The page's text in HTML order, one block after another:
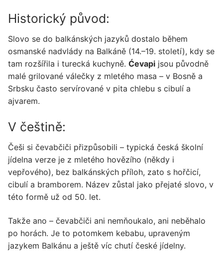
Historický původ:
Slovo se do balkánských jazyků dostalo během
osmanské nadvlády na Balkáně (14.–19. století), kdy se
tam rozšířila i turecká kuchyně. Ćevapi jsou původně
malé grilované válečky z mletého masa – v Bosně a
Srbsku často servírované v pita chlebu s cibulí a
ajvarem.
V češtině:
Češi si čevabčiči přizpůsobili – typická česká školní
jídelna verze je z mletého hovězího (někdy i
vepřového), bez balkánských příloh, zato s hořčicí,
cibulí a bramborem. Název zůstal jako přejaté slovo, v
této formě už od 50. let.
Takže ano – čevabčiči ani nemňoukalo, ani neběhalo
po horách. Je to potomkem kebabu, upraveným
jazykem Balkánu a ještě víc chutí české jídelny.